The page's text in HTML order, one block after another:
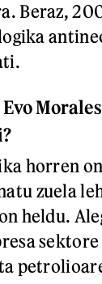
Beraz,
horren
zuela
heldu.